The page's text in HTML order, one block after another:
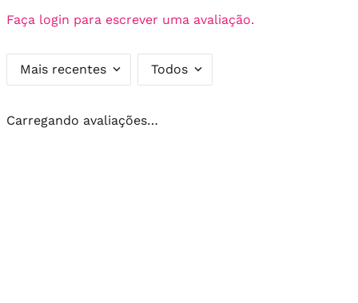
Faça login para escrever uma avaliação.
Mais recentes Todos
Carregando avaliações…